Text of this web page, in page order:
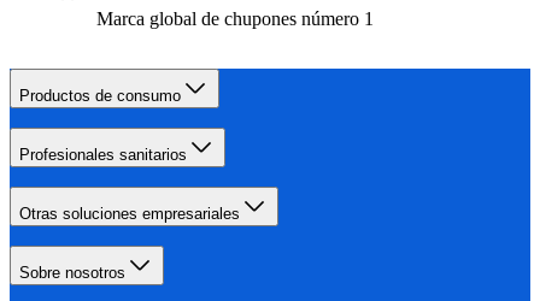
Marca global de chupones número 1
Productos de consumo
Profesionales sanitarios
Otras soluciones empresariales
Sobre nosotros